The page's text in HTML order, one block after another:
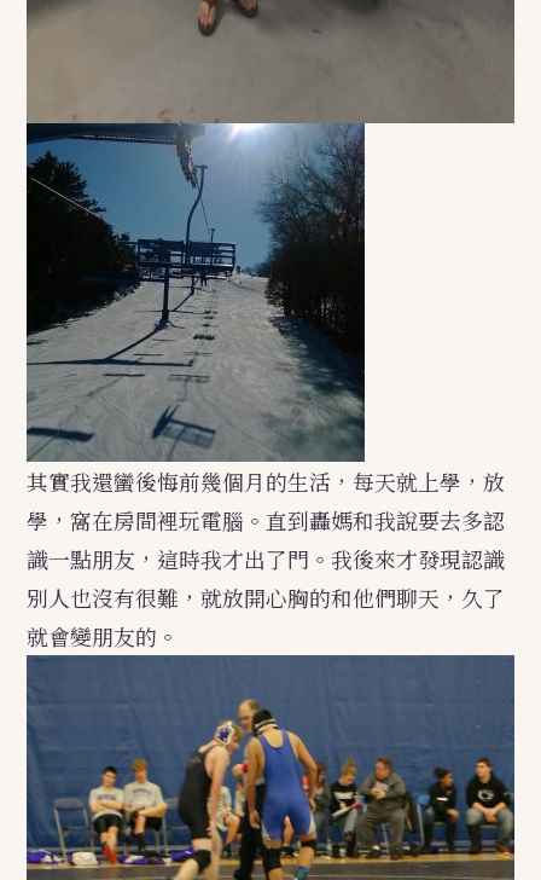
其實我還蠻後悔前幾個月的生活，每天就上學，放
學，窩在房間裡玩電腦。直到轟媽和我說要去多認
識一點朋友，這時我才出了門。我後來才發現認識
別人也沒有很難，就放開心胸的和他們聊天，久了
就會變朋友的。